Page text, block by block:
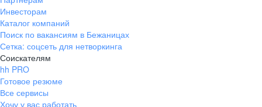
Инвесторам
Каталог компаний
Поиск по вакансиям в Бежаницах
Сетка: соцсеть для нетворкинга
Соискателям
hh PRO
Готовое резюме
Все сервисы
Хочу у вас работать